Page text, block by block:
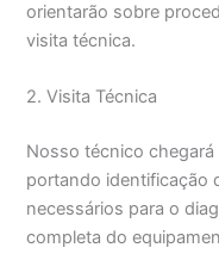
orientarão sobre
visita técnica.
2. Visita Técnica
Nosso técnico
portando identificação
necessários para o
completa do